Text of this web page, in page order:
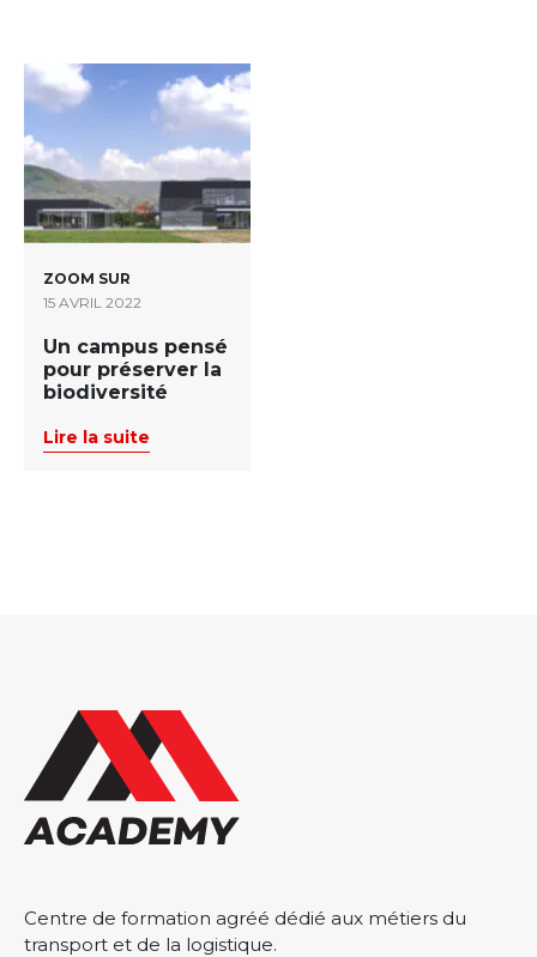
ZOOM SUR
15 AVRIL 2022
Un campus pensé
pour préserver la
biodiversité
Lire la suite
Centre de formation agréé dédié aux métiers du
transport et de la logistique.